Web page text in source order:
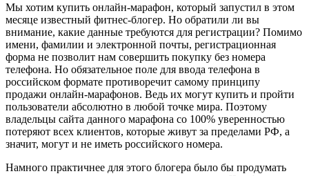
Мы хотим купить онлайн-марафон, который запустил в этом
месяце известный фитнес-блогер. Но обратили ли вы
внимание, какие данные требуются для регистрации? Помимо
имени, фамилии и электронной почты, регистрационная
форма не позволит нам совершить покупку без номера
телефона. Но обязательное поле для ввода телефона в
российском формате противоречит самому принципу
продажи онлайн-марафонов. Ведь их могут купить и пройти
пользователи абсолютно в любой точке мира. Поэтому
владельцы сайта данного марафона со 100% уверенностью
потеряют всех клиентов, которые живут за пределами РФ, а
значит, могут и не иметь российского номера.
Намного практичнее для этого блогера было бы продумать